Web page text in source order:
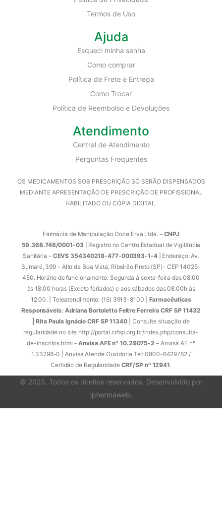
Termos de Uso
Ajuda
Esqueci minha senha
Como comprar
Política de Frete e Entrega
Como Trocar
Política de Reembolso e Devoluções
Atendimento
Central de Atendimento
Perguntas Frequentes
OS MEDICAMENTOS SOB PRESCRIÇÃO SÓ SERÃO DISPENSADOS
MEDIANTE APRESENTAÇÃO DE PRESCRIÇÃO DE PROFISSIONAL
HABILITADO OU CÓPIA DIGITAL.
Farmácia de Manipulação Doce Erva Ltda. – CNPJ
59.368.746/0001-03| Registro no Centro Estadual de Vigilância
Sanitária –CEVS 354340218-477-000393-1-4| Endereço: Av.
Sumaré, 399 – Alto da Boa Vista, Ribeirão Preto (SP)- CEP 14025-
450. Horário de funcionamento: Segunda à sexta-feira das 08:00
às 18:00 horas (Exceto feriados) e aos sábados das 08:00h às
12:00. | Teleatendimento: (16) 3913-8100 | Farmacêuticas
Responsáveis: Adriana Bortoletto Feltre Ferreira CRF SP 11432
| Rita Paula Ignácio CRF SP 11340 | Consulte situação de
regularidade no site http://portal.crfsp.org.br/index.php/consulta-
de-inscritos.html –Anvisa AFE nº 10.29075-2 – Anvisa AE nº
1.33298-0 | Anvisa Atende Ouvidoria Tel: 0800-6429782 /
Certidão de Regularidade CRF/SP nº 12941.
© 2023. Todos os direitos reservados. Desenvolvido por
ipharmaweb.